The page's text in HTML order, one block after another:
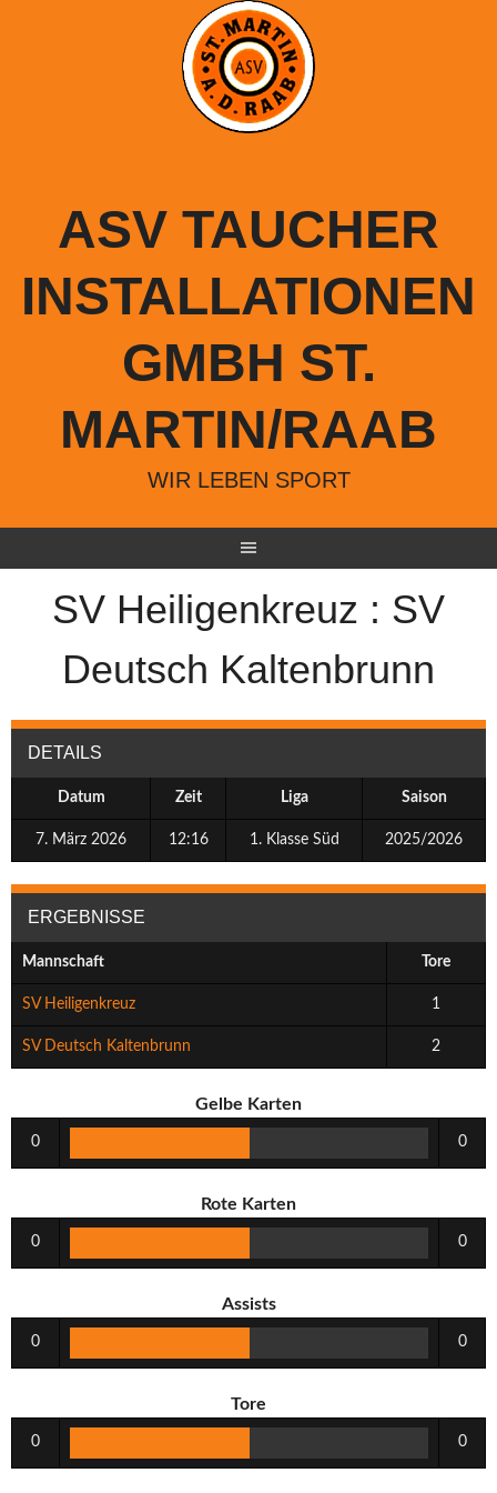
ASV TAUCHER
INSTALLATIONEN
GMBH ST.
MARTIN/RAAB
WIR LEBEN SPORT
SV Heiligenkreuz : SV
Deutsch Kaltenbrunn
DETAILS
Datum Zeit Liga Saison
7. März 2026 12:16 1. Klasse Süd 2025/2026
ERGEBNISSE
Mannschaft Tore
SV Heiligenkreuz 1
SV Deutsch Kaltenbrunn 2
Gelbe Karten
0 0
Rote Karten
0 0
Assists
0 0
Tore
0 0